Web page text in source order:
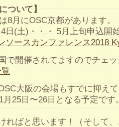
ついて】
8月にOSC京都があります。
日(土)・・・ 5月上旬申込開
ソースカンファレンス2018
で開催されてますのでチェ
大阪の会場もすでに抑え
月25日〜26日となる予定で
ればと思います！（そして